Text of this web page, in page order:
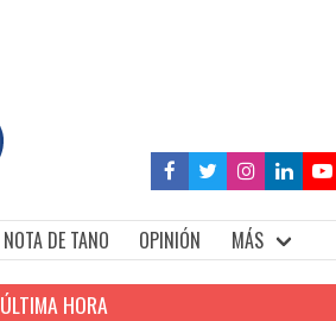
NOTA DE TANO OPINIÓN MÁS
ÚLTIMA HORA